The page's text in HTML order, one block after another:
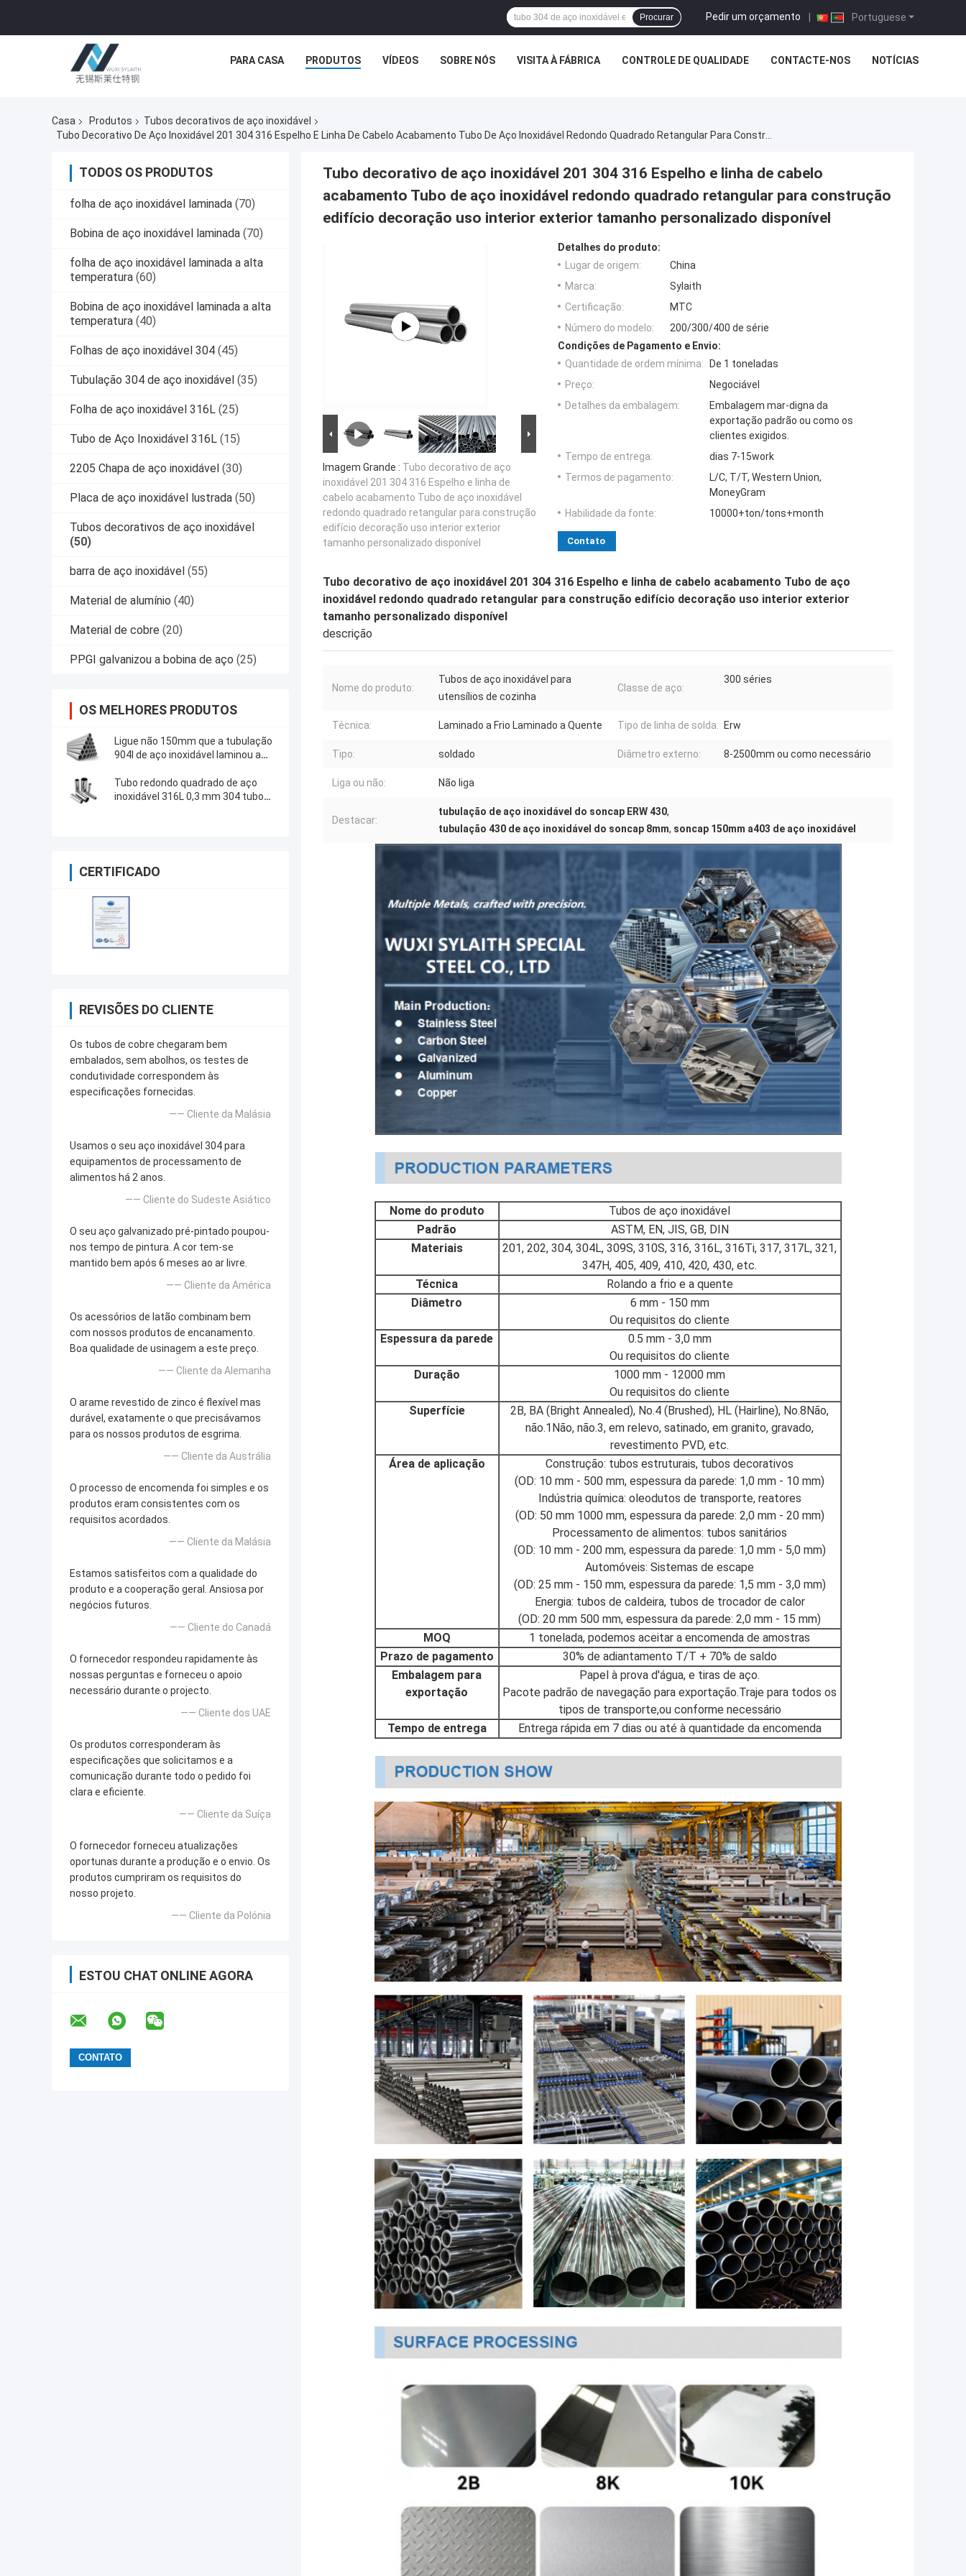
Portuguese
Pedir um orçamento |
Procurar
PARA CASA PRODUTOS VÍDEOS SOBRE NÓS VISITA À FÁBRICA CONTROLE DE QUALIDADE CONTACTE-NOS NOTÍCIAS
Casa Produtos
Tubos decorativos de aço inoxidável
TODOS OS PRODUTOS
folha de aço inoxidável laminada (70)
Bobina de aço inoxidável laminada (70)
folha de aço inoxidável laminada a alta
temperatura (60)
Bobina de aço inoxidável laminada a alta
temperatura (40)
Folhas de aço inoxidável 304 (45)
Tubulação 304 de aço inoxidável (35)
Folha de aço inoxidável 316L (25)
Tubo de Aço Inoxidável 316L (15)
2205 Chapa de aço inoxidável (30)
Placa de aço inoxidável lustrada (50)
Tubos decorativos de aço inoxidável
(50)
barra de aço inoxidável (55)
Material de alumínio (40)
Material de cobre (20)
PPGI galvanizou a bobina de aço (25)
OS MELHORES PRODUTOS
Ligue não 150mm que a tubulação
904l de aço inoxidável laminou a
alimentar
Tubo redondo quadrado de aço
inoxidável 316L 0,3 mm 304 tubo
CERTIFICADO
REVISÕES DO CLIENTE
Os tubos de cobre chegaram bem
embalados, sem abolhos, os testes de
condutividade correspondem às
especificações fornecidas.
—— Cliente da Malásia
Usamos o seu aço inoxidável 304 para
equipamentos de processamento de
alimentos há 2 anos.
—— Cliente do Sudeste Asiático
O seu aço galvanizado pré-pintado poupou-
nos tempo de pintura. A cor tem-se
mantido bem após 6 meses ao ar livre.
—— Cliente da América
Os acessórios de latão combinam bem
com nossos produtos de encanamento.
Boa qualidade de usinagem a este preço.
—— Cliente da Alemanha
O arame revestido de zinco é flexível mas
durável, exatamente o que precisávamos
para os nossos produtos de esgrima.
—— Cliente da Austrália
O processo de encomenda foi simples e os
produtos eram consistentes com os
requisitos acordados.
—— Cliente da Malásia
Estamos satisfeitos com a qualidade do
produto e a cooperação geral. Ansiosa por
negócios futuros.
—— Cliente do Canadá
O fornecedor respondeu rapidamente às
nossas perguntas e forneceu o apoio
necessário durante o projecto.
—— Cliente dos UAE
Os produtos corresponderam às
especificações que solicitamos e a
comunicação durante todo o pedido foi
clara e eficiente.
—— Cliente da Suíça
O fornecedor forneceu atualizações
oportunas durante a produção e o envio. Os
produtos cumpriram os requisitos do
nosso projeto.
—— Cliente da Polónia
ESTOU CHAT ONLINE AGORA
Tubo decorativo de aço inoxidável 201 304 316 Espelho e linha de cabelo
acabamento Tubo de aço inoxidável redondo quadrado retangular para construção
edifício decoração uso interior exterior tamanho personalizado disponível
Imagem Grande : Tubo decorativo de aço
inoxidável 201 304 316 Espelho e linha de
cabelo acabamento Tubo de aço inoxidável
redondo quadrado retangular para construção
edifício decoração uso interior exterior
tamanho personalizado disponível
Detalhes do produto:
Lugar de origem:
China
Marca:
Sylaith
Certificação:
MTC
Número do modelo:
200/300/400 de série
Condições de Pagamento e Envio:
Quantidade de ordem mínima: De 1 toneladas
Preço:
Negociável
Detalhes da embalagem:
Embalagem mar-digna da
exportação padrão ou como os
clientes exigidos.
Tempo de entrega:
dias 7-15work
Termos de pagamento:
L/C, T/T, Western Union,
MoneyGram
Habilidade da fonte:
10000+ton/tons+month
Contato
Tubo decorativo de aço inoxidável 201 304 316 Espelho e linha de cabelo acabamento Tubo de aço
inoxidável redondo quadrado retangular para construção edifício decoração uso interior exterior
tamanho personalizado disponível
descrição
Nome do produto:
Tubos de aço inoxidável para
utensílios de cozinha
Classe de aço:
300 séries
Técnica: Laminado a Frio Laminado a Quente Tipo de linha de solda: Erw
Tipo: soldado Diâmetro externo: 8-2500mm ou como necessário
Liga ou não: Não liga
Destacar:
tubulação de aço inoxidável do soncap ERW 430,
tubulação 430 de aço inoxidável do soncap 8mm, soncap 150mm a403 de aço inoxidável
Nome do produto
Tubos de aço inoxidável
Padrão
ASTM, EN, JIS, GB, DIN
Materiais
201, 202, 304, 304L, 309S, 310S, 316, 316L, 316Ti, 317, 317L, 321,
347H, 405, 409, 410, 420, 430, etc.
Técnica
Rolando a frio e a quente
Diâmetro
6 mm - 150 mm
Ou requisitos do cliente
Espessura da parede
0.5 mm - 3,0 mm
Ou requisitos do cliente
Duração
1000 mm - 12000 mm
Ou requisitos do cliente
Superfície
2B, BA (Bright Annealed), No.4 (Brushed), HL (Hairline), No.8Não,
não.1Não, não.3, em relevo, satinado, em granito, gravado,
revestimento PVD, etc.
Área de aplicação
Construção: tubos estruturais, tubos decorativos
(OD: 10 mm - 500 mm, espessura da parede: 1,0 mm - 10 mm)
Indústria química: oleodutos de transporte, reatores
(OD: 50 mm 1000 mm, espessura da parede: 2,0 mm - 20 mm)
Processamento de alimentos: tubos sanitários
(OD: 10 mm - 200 mm, espessura da parede: 1,0 mm - 5,0 mm)
Automóveis: Sistemas de escape
(OD: 25 mm - 150 mm, espessura da parede: 1,5 mm - 3,0 mm)
Energia: tubos de caldeira, tubos de trocador de calor
(OD: 20 mm 500 mm, espessura da parede: 2,0 mm - 15 mm)
MOQ
1 tonelada, podemos aceitar a encomenda de amostras
Prazo de pagamento
30% de adiantamento T/T + 70% de saldo
Embalagem para
exportação
Papel à prova d'água, e tiras de aço.
Pacote padrão de navegação para exportação.Traje para todos os
tipos de transporte,ou conforme necessário
Tempo de entrega
Entrega rápida em 7 dias ou até à quantidade da encomenda